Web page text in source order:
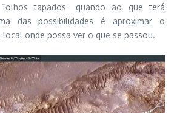
tapados” quando ao que terá
das possibilidades é aproximar o
local onde possa ver o que se passou.